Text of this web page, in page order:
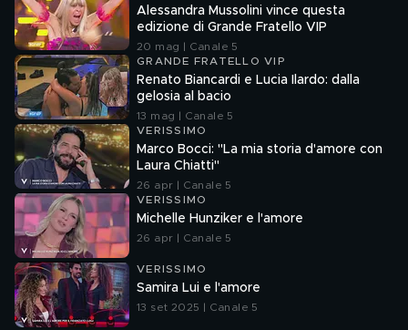
Alessandra Mussolini vince questa
edizione di Grande Fratello VIP
20 mag | Canale 5
GRANDE FRATELLO VIP
Renato Biancardi e Lucia Ilardo: dalla
gelosia al bacio
13 mag | Canale 5
VERISSIMO
Marco Bocci: "La mia storia d'amore con
Laura Chiatti"
26 apr | Canale 5
VERISSIMO
Michelle Hunziker e l'amore
26 apr | Canale 5
VERISSIMO
Samira Lui e l'amore
13 set 2025 | Canale 5